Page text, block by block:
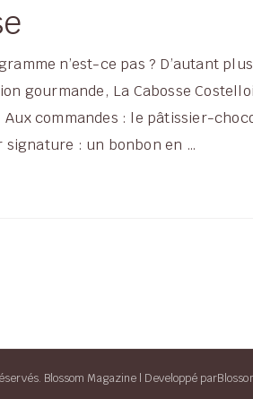
n’est-ce pas ? D’autant
gourmande, La Cabosse
commandes : le pâtissier-
signature : un bonbon en …
Blossom Magazine | Developpé par